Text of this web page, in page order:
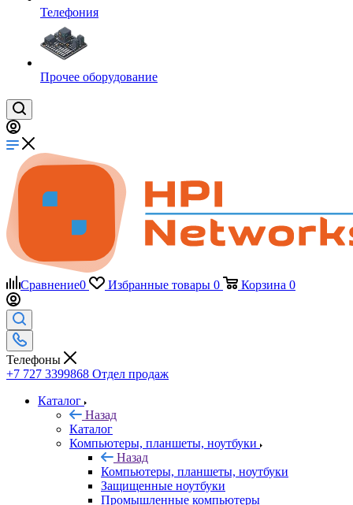
Телефония
Прочее оборудование
Сравнение0 Избранные товары 0 Корзина 0
Телефоны
+7 727 3399868 Отдел продаж
Каталог
Назад
Каталог
Компьютеры, планшеты, ноутбуки
Назад
Компьютеры, планшеты, ноутбуки
Защищенные ноутбуки
Промышленные компьютеры